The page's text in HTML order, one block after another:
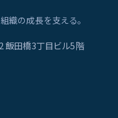
織の成長を支える。
飯田橋3丁目ビル5階